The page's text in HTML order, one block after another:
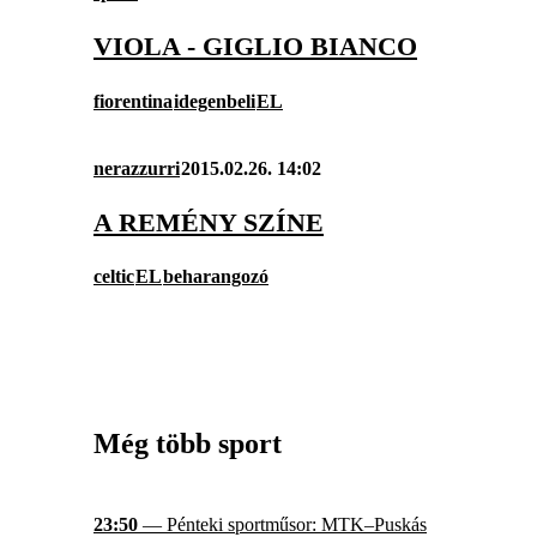
VIOLA - GIGLIO BIANCO
fiorentinaidegenbeliEL
nerazzurri2015.02.26. 14:02
A REMÉNY SZÍNE
celticELbeharangozó
Még több sport
23:50 — Pénteki sportműsor: MTK–Puskás